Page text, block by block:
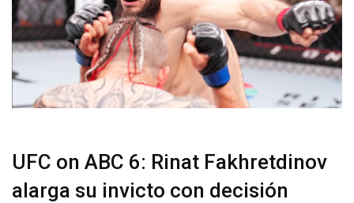
UFC on ABC 6: Rinat Fakhretdinov
alarga su invicto con decisión